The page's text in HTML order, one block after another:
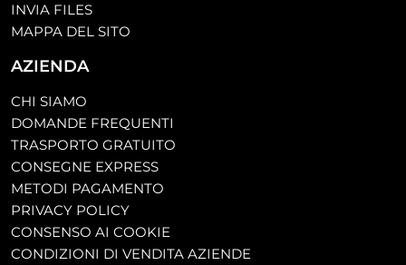
INVIA FILES
MAPPA DEL SITO
AZIENDA
CHI SIAMO
DOMANDE FREQUENTI
TRASPORTO GRATUITO
CONSEGNE EXPRESS
METODI PAGAMENTO
PRIVACY POLICY
CONSENSO AI COOKIE
CONDIZIONI DI VENDITA AZIENDE